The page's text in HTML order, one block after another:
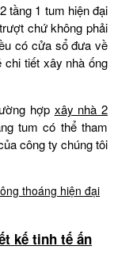
tầng 1 tum hiện đại
chứ không phải
có cửa sổ đưa về
chi tiết xây nhà ống
hợp xây nhà 2
tum có thể tham
công ty chúng tôi
kế tinh tế ấn